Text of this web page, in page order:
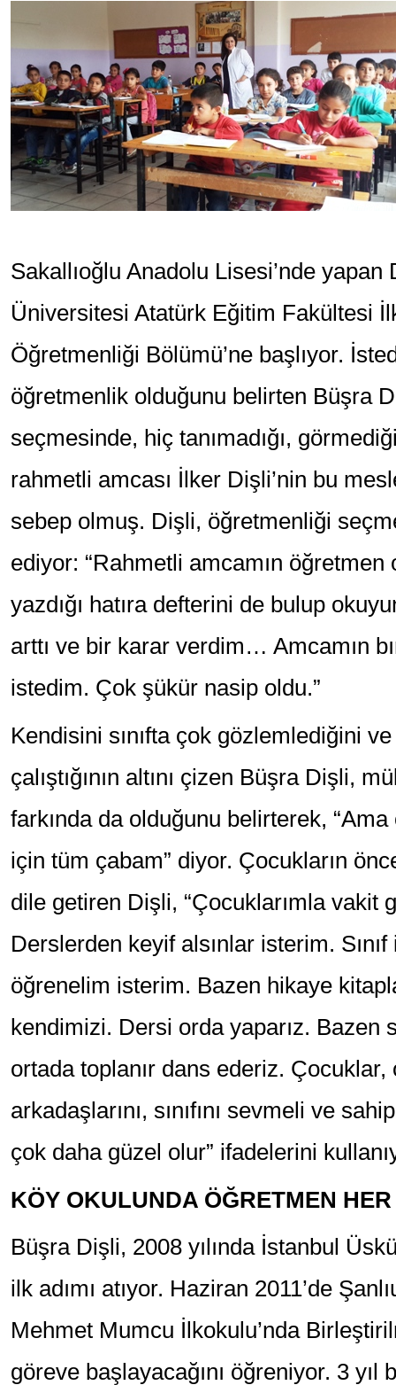
Sakallıoğlu Anadolu Lisesi’nde yapan
Üniversitesi Atatürk Eğitim Fakültesi
Öğretmenliği Bölümü’ne başlıyor.
öğretmenlik olduğunu belirten Büşra
seçmesinde, hiç tanımadığı,
rahmetli amcası İlker Dişli’nin bu
sebep olmuş. Dişli, öğretmenliği
ediyor: “Rahmetli amcamın öğretmen
yazdığı hatıra defterini de bulup
arttı ve bir karar verdim… Amcamın
istedim. Çok şükür nasip oldu.”
Kendisini sınıfta çok gözlemlediğini
çalıştığının altını çizen Büşra Dişli,
farkında da olduğunu belirterek,
için tüm çabam” diyor. Çocukların
dile getiren Dişli, “Çocuklarımla vakit
Derslerden keyif alsınlar isterim.
öğrenelim isterim. Bazen hikaye
kendimizi. Dersi orda yaparız. Bazen
ortada toplanır dans ederiz.
arkadaşlarını, sınıfını sevmeli ve
çok daha güzel olur” ifadelerini
KÖY OKULUNDA ÖĞRETMEN
Büşra Dişli, 2008 yılında İstanbul
ilk adımı atıyor. Haziran 2011’de
Mehmet Mumcu İlkokulu’nda
göreve başlayacağını öğreniyor. 3